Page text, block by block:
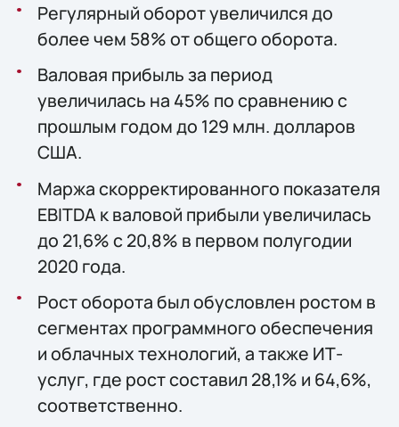
Регулярный оборот увеличился до
более чем 58% от общего оборота.
Валовая прибыль за период
увеличилась на 45% по сравнению с
прошлым годом до 129 млн. долларов
США.
Маржа скорректированного показателя
EBITDA к валовой прибыли увеличилась
до 21,6% с 20,8% в первом полугодии
2020 года.
Рост оборота был обусловлен ростом в
сегментах программного обеспечения
и облачных технологий, а также ИТ-
услуг, где рост составил 28,1% и 64,6%,
соответственно.